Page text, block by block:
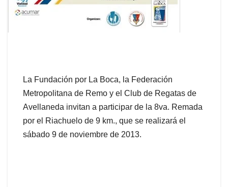
La Fundación por La Boca, la Federación
Metropolitana de Remo y el Club de Regatas de
Avellaneda invitan a participar de la 8va. Remada
por el Riachuelo de 9 km., que se realizará el
sábado 9 de noviembre de 2013.